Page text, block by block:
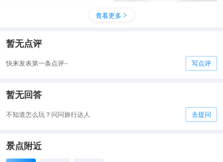
幸亏李白没看见，不然语文书
查看更多 
暂无点评
快来发表第一条点评~ 写点评
暂无回答
不知道怎么玩？问问旅行达人 去提问
景点附近